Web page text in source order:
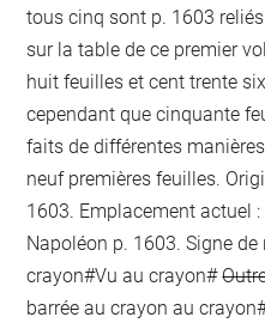
tous cinq sont p. 1603
sur la table de ce premier
huit feuilles et cent trente
cependant que cinquante
faits de différentes
neuf premières feuilles.
1603. Emplacement actuel
Napoléon p. 1603. Signe
crayon#Vu au crayon#
barrée au crayon au crayon